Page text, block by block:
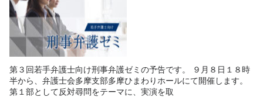
第３回若手弁護士向け刑事弁護ゼミの予告です。 ９月８日１８時
半から、弁護士会多摩支部多摩ひまわりホールにて開催します。
第１部として反対尋問をテーマに、実演を取